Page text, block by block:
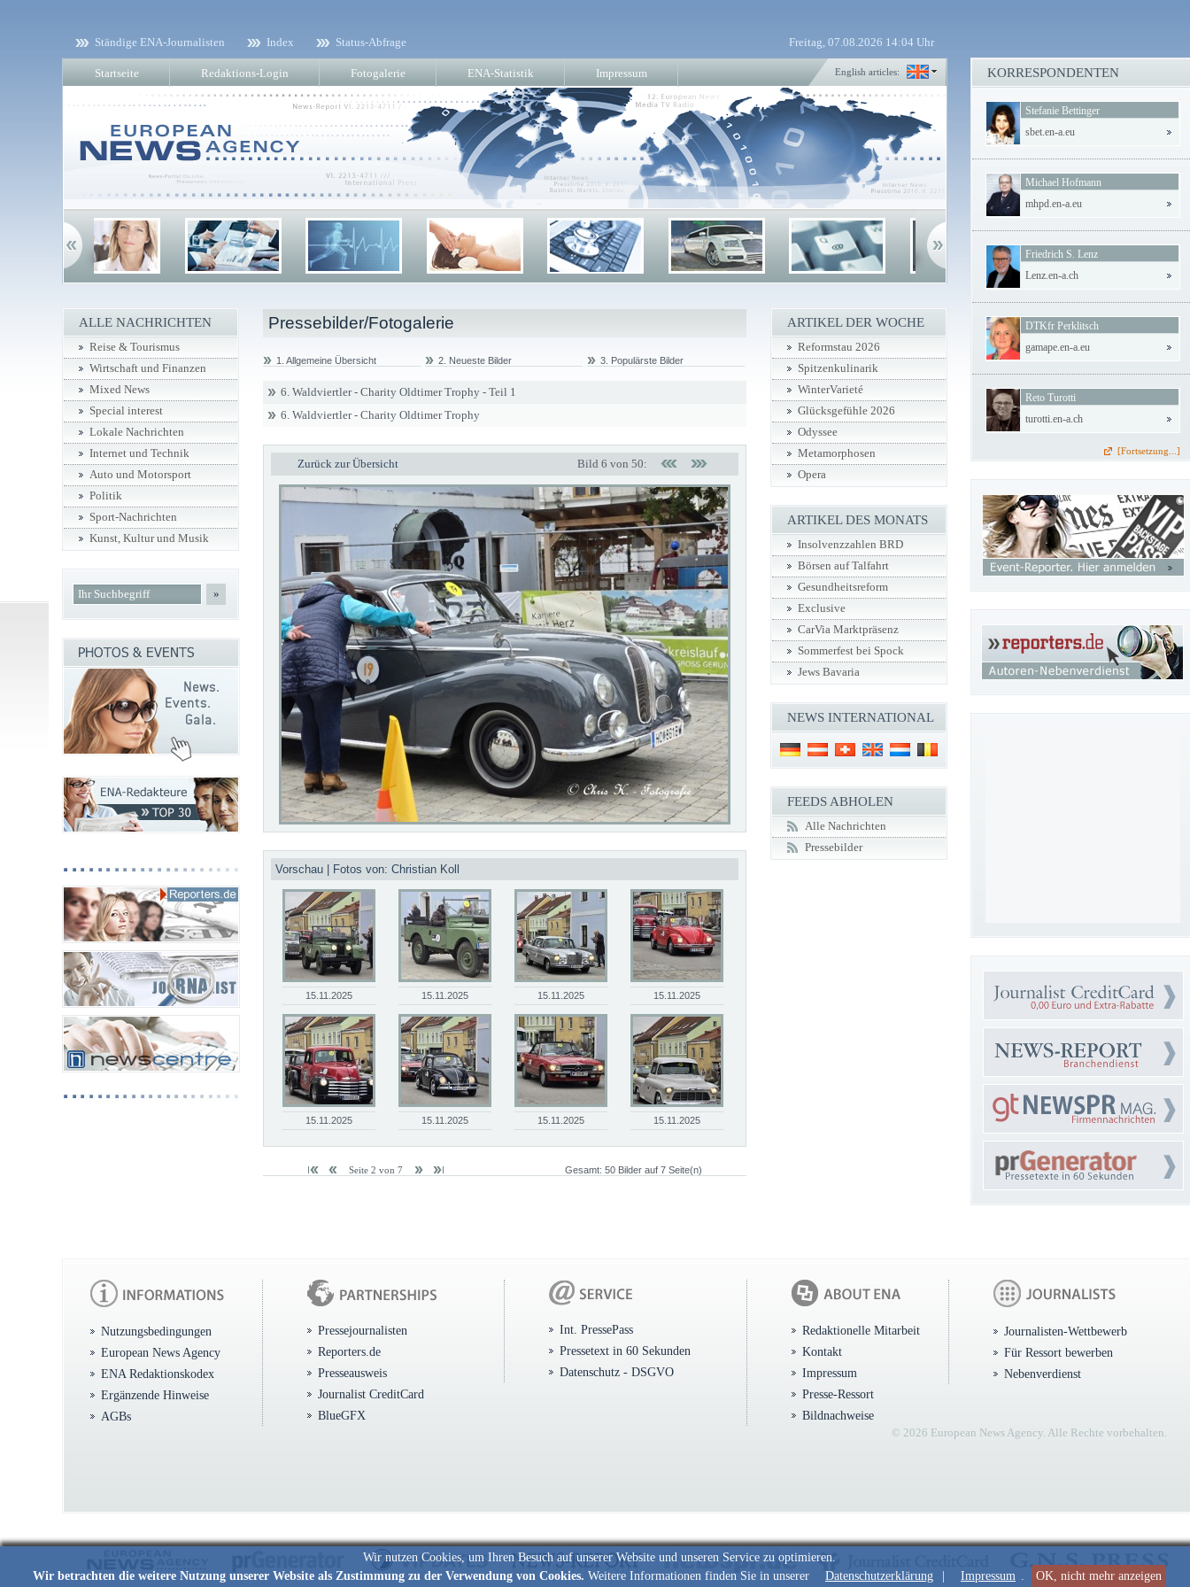
Wir nutzen Cookies, um Ihren Besuch auf unserer Website und unseren Service zu optimieren.
Wir betrachten die weitere Nutzung unserer Website als Zustimmung zu der Verwendung von Cookies. Weitere Informationen finden Sie in unserer Datenschutzerklärung Impressum . OK, nicht mehr anzeigen
Ständige ENA-Journalisten Index Status-Abfrage Freitag, 07.08.2026 14:04 Uhr
Startseite Redaktions-Login Fotogalerie ENA-Statistik Impressum English articles:
Pressebilder/Fotogalerie
1. Allgemeine Übersicht 2. Neueste Bilder 3. Populärste Bilder
6. Waldviertler - Charity Oldtimer Trophy - Teil 1
6. Waldviertler - Charity Oldtimer Trophy
Zurück zur Übersicht Bild 6 von 50:
Vorschau | Fotos von: Christian Koll
15.11.2025 15.11.2025 15.11.2025 15.11.2025
15.11.2025 15.11.2025 15.11.2025 15.11.2025
Seite 2 von 7 Gesamt: 50 Bilder auf 7 Seite(n)
ALLE NACHRICHTEN
Reise & Tourismus
Wirtschaft und Finanzen
Mixed News
Special interest
Lokale Nachrichten
Internet und Technik
Auto und Motorsport
Politik
Sport-Nachrichten
Kunst, Kultur und Musik
»
ARTIKEL DER WOCHE
Reformstau 2026
Spitzenkulinarik
WinterVarieté
Glücksgefühle 2026
Odyssee
Metamorphosen
Opera
ARTIKEL DES MONATS
Insolvenzzahlen BRD
Börsen auf Talfahrt
Gesundheitsreform
Exclusive
CarVia Marktpräsenz
Sommerfest bei Spock
Jews Bavaria
NEWS INTERNATIONAL
FEEDS ABHOLEN
Alle Nachrichten
Pressebilder
KORRESPONDENTEN
Stefanie Bettinger
sbet.en-a.eu
Michael Hofmann
mhpd.en-a.eu
Friedrich S. Lenz
Lenz.en-a.ch
DTKfr Perklitsch
gamape.en-a.eu
Reto Turotti
turotti.en-a.ch
[Fortsetzung...]
Nutzungsbedingungen
European News Agency
ENA Redaktionskodex
Ergänzende Hinweise
AGBs
Pressejournalisten
Reporters.de
Presseausweis
Journalist CreditCard
BlueGFX
Int. PressePass
Pressetext in 60 Sekunden
Datenschutz - DSGVO
Redaktionelle Mitarbeit
Kontakt
Impressum
Presse-Ressort
Bildnachweise
Journalisten-Wettbewerb
Für Ressort bewerben
Nebenverdienst
© 2026 European News Agency. Alle Rechte vorbehalten.